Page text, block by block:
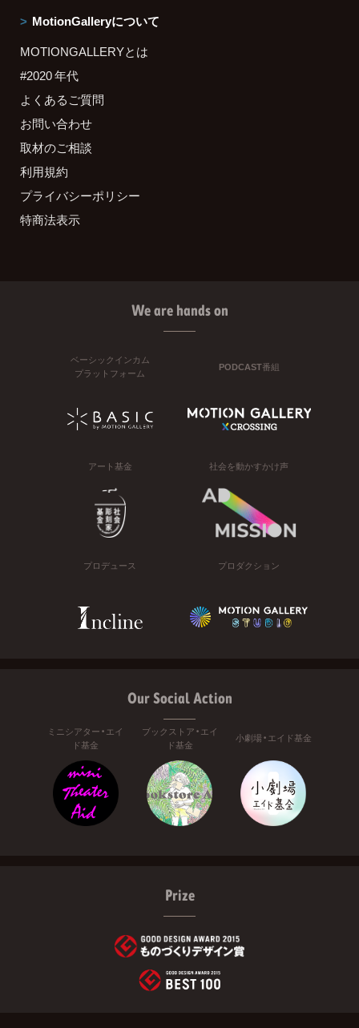
MotionGalleryについて
MOTIONGALLERYとは
#2020 年代
よくあるご質問
お問い合わせ
取材のご相談
利用規約
プライバシーポリシー
特商法表示
We are hands on
ベーシックインカム
プラットフォーム
PODCAST番組
アート基金 社会を動かすかけ声
プロデュース プロダクション
Our Social Action
ミニシアター・エイ
ド基金
ブックストア・エイ
ド基金
小劇場・エイド基金
Prize